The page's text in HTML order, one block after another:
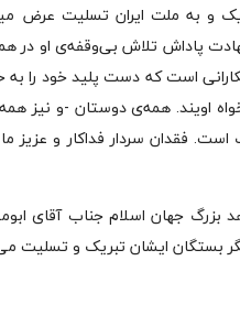
و به ملت ایران تسلیت عرض
پاداش تلاش بی‌وقفه‌ی او در
است که دست پلید خود را
اویند. همه‌ی دوستان -و نیز
فقدان سردار فداکار و عزیز
بزرگ جهان اسلام جناب آقای
بستگان ایشان تبریک و تسلیت